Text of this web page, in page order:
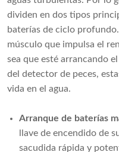
dividen en dos tipos
baterías de ciclo
músculo que impulsa el
sea que esté arrancando
del detector de peces,
vida en el agua.
Arranque de baterías
llave de encendido de
sacudida rápida y